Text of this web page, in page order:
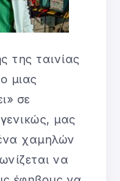
της ταινίας
μιας
σε
μας
χαμηλών
να